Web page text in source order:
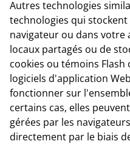
Autres technologies
technologies qui
navigateur ou dans votre
locaux partagés ou de
cookies ou témoins Flash
logiciels d'application
fonctionner sur
certains cas, elles
gérées par les
directement par le biais